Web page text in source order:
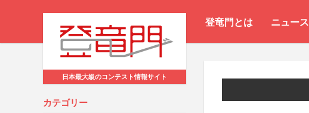
登竜門とは ニュース
日本最大級のコンテスト情報サイト
カテゴリー